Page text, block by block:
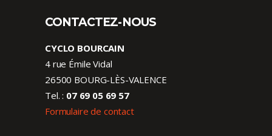
CONTACTEZ-NOUS
CYCLO BOURCAIN
4 rue Émile Vidal
26500 BOURG-LÈS-VALENCE
Tel. : 07 69 05 69 57
Formulaire de contact